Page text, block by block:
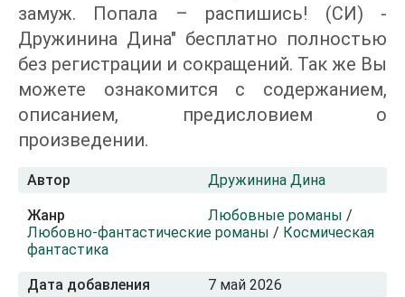
замуж. Попала – распишись! (СИ) -
Дружинина Дина" бесплатно полностью
без регистрации и сокращений. Так же Вы
можете ознакомится с содержанием,
описанием, предисловием о
произведении.
Автор Дружинина Дина
Жанр Любовные романы /
Любовно-фантастические романы / Космическая
фантастика
Дата добавления 7 май 2026